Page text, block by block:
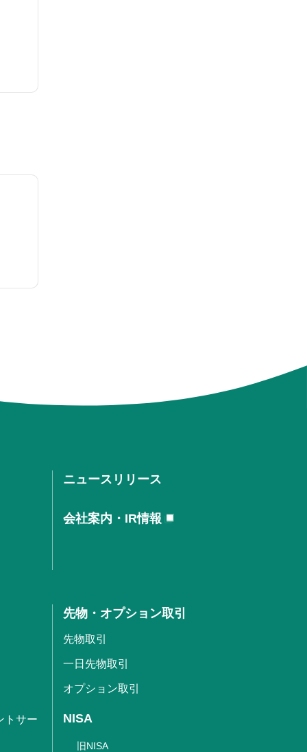
ニュースリリース
会社案内・IR情報
トサー
先物・オプション取引
先物取引
一日先物取引
オプション取引
NISA
旧NISA